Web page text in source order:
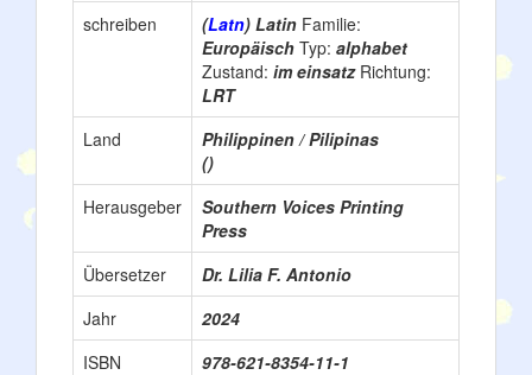
schreiben
(Latn) Latin Familie:
Europäisch Typ: alphabet
Zustand: im einsatz Richtung:
LRT
Land
Philippinen / Pilipinas
()
Herausgeber
Southern Voices Printing
Press
Übersetzer
Dr. Lilia F. Antonio
Jahr
2024
ISBN
978-621-8354-11-1